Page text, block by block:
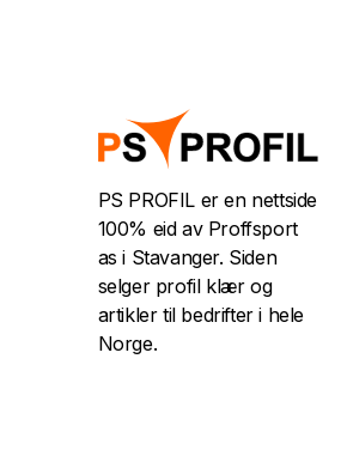
PS PROFIL er en nettside
100% eid av Proffsport
as i Stavanger. Siden
selger profil klær og
artikler til bedrifter i hele
Norge.